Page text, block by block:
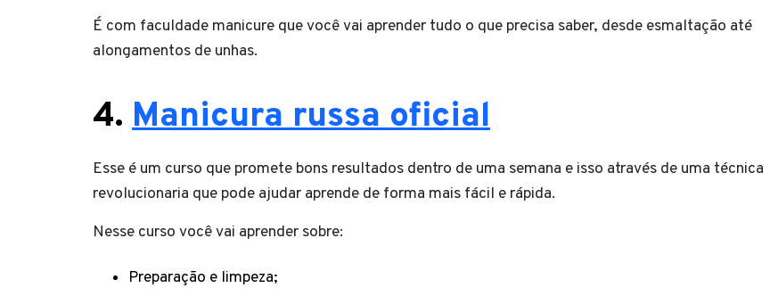
É com faculdade manicure que você vai aprender tudo o que precisa saber, desde esmaltação até
alongamentos de unhas.
4. Manicura russa oficial
Esse é um curso que promete bons resultados dentro de uma semana e isso através de uma técnica
revolucionaria que pode ajudar aprende de forma mais fácil e rápida.
Nesse curso você vai aprender sobre:
Preparação e limpeza;